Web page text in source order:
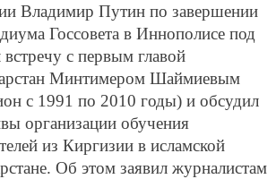
Владимир Путин по завершении
Госсовета в Иннополисе под
с первым главой
Минтимером Шаймиевым
с 1991 по 2010 годы) и обсудил
организации обучения
из Киргизии в исламской
Об этом заявил журналистам